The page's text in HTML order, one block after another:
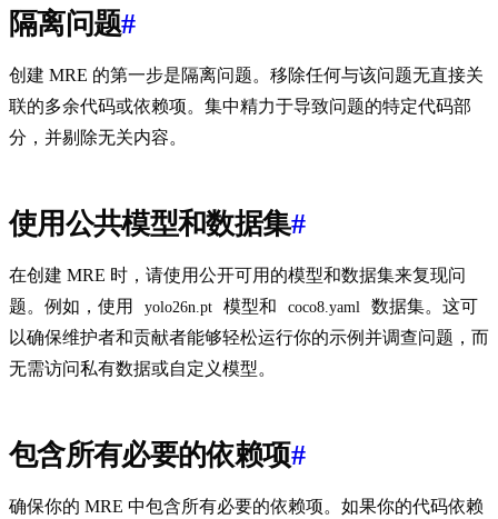
隔离问题#
创建 MRE 的第一步是隔离问题。移除任何与该问题无直接关
联的多余代码或依赖项。集中精力于导致问题的特定代码部
分，并剔除无关内容。
使用公共模型和数据集#
在创建 MRE 时，请使用公开可用的模型和数据集来复现问
题。例如，使用
yolo26n.pt 模型和 coco8.yaml
数据集。这可
以确保维护者和贡献者能够轻松运行你的示例并调查问题，而
无需访问私有数据或自定义模型。
包含所有必要的依赖项#
确保你的 MRE 中包含所有必要的依赖项。如果你的代码依赖